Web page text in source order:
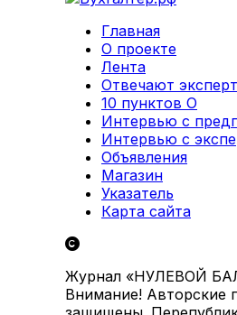
Главная
О проекте
Лента
Отвечают
10 пунктов О
Интервью с
Интервью с
Объявления
Магазин
Указатель
Карта сайта
Журнал «НУЛЕВОЙ
Внимание! Авторские